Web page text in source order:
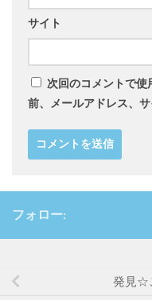
サイト
次回のコメントで使
前、メールアドレス、サ
フォロー:
発見☆